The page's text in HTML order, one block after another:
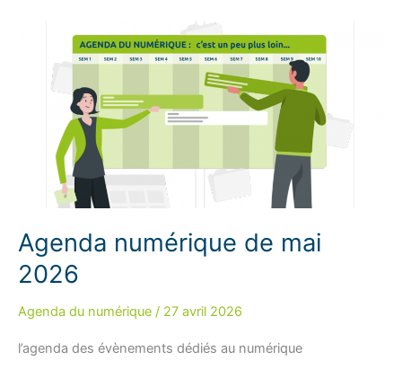
Agenda numérique de mai
2026
Agenda du numérique / 27 avril 2026
l’agenda des évènements dédiés au numérique